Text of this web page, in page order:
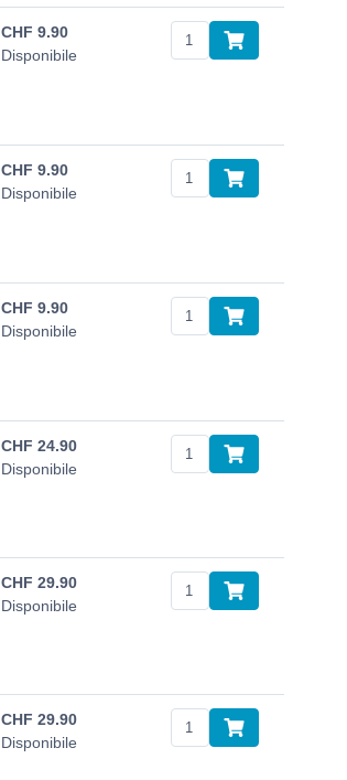
CHF 9.90
Disponibile
CHF 9.90
Disponibile
CHF 9.90
Disponibile
CHF 24.90
Disponibile
CHF 29.90
Disponibile
CHF 29.90
Disponibile